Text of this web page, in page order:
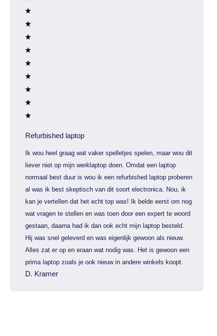
Refurbished laptop
Ik wou heel graag wat vaker spelletjes spelen, maar wou dit
liever niet op mijn werklaptop doen. Omdat een laptop
normaal best duur is wou ik een refurbished laptop proberen
al was ik best skeptisch van dit soort electronica. Nou, ik
kan je vertellen dat het echt top was! Ik belde eerst om nog
wat vragen te stellen en was toen door een expert te woord
gestaan, daarna had ik dan ook echt mijn laptop besteld.
Hij was snel geleverd en was eigenlijk gewoon als nieuw.
Alles zat er op en eraan wat nodig was. Het is gewoon een
prima laptop zoals je ook nieuw in andere winkels koopt.
D. Kramer